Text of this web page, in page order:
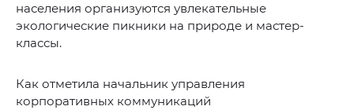
населения организуются увлекательные
экологические пикники на природе и мастер-
классы.
Как отметила начальник управления
корпоративных коммуникаций